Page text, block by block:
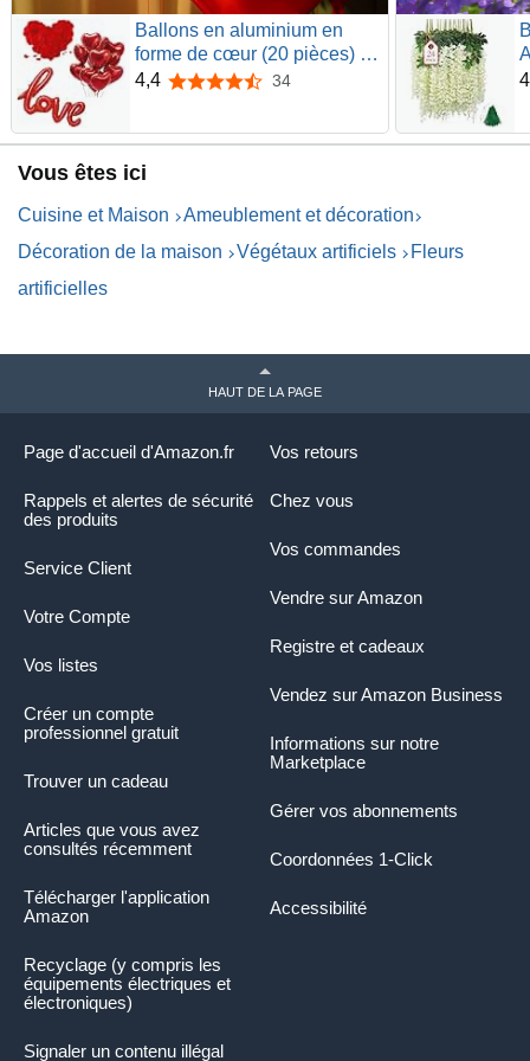
Ballons en aluminium en
forme de cœur (20 pièces) +
Ballon XXL Love + 1000
mariages, anniversaires et
Saint Valentin (rouge)
4,4 4,4 sur 5 étoiles
34
Vous êtes ici
Cuisine et Maison
Ameublement et décoration
Décoration de la maison
Végétaux artificiels
Fleurs
artificielles
HAUT DE LA PAGE
Vos retours
Chez vous
Vos commandes
Vendre sur Amazon
Registre et cadeaux
Vendez sur Amazon Business
Informations sur notre
Marketplace
Gérer vos abonnements
Coordonnées 1-Click
Accessibilité
Page d'accueil d'Amazon.fr
Rappels et alertes de sécurité
des produits
Service Client
Votre Compte
Vos listes
Créer un compte
professionnel gratuit
Trouver un cadeau
Articles que vous avez
consultés récemment
Télécharger l'application
Amazon
Recyclage (y compris les
équipements électriques et
électroniques)
Signaler un contenu illégal